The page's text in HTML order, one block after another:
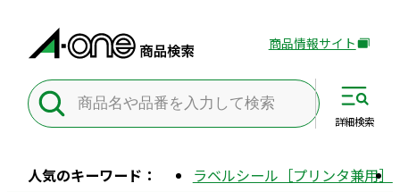
外
サ
別
商品情報サイト
人気のキーワード： ラベルシール［プリンタ兼用］
詳細検索